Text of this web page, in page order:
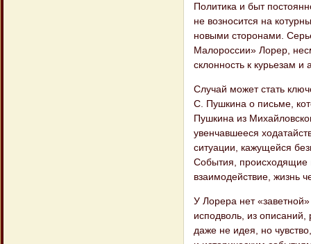
Политика и быт
не возносится на
новыми сторонами.
Малороссии» Лорер,
склонность к курьезам и
Случай может стать
С. Пушкина о письме,
Пушкина из
увенчавшееся
ситуации, кажущейся
События, происходящие
взаимодействие, жизнь
У Лорера нет
исподволь, из
даже не идея, но